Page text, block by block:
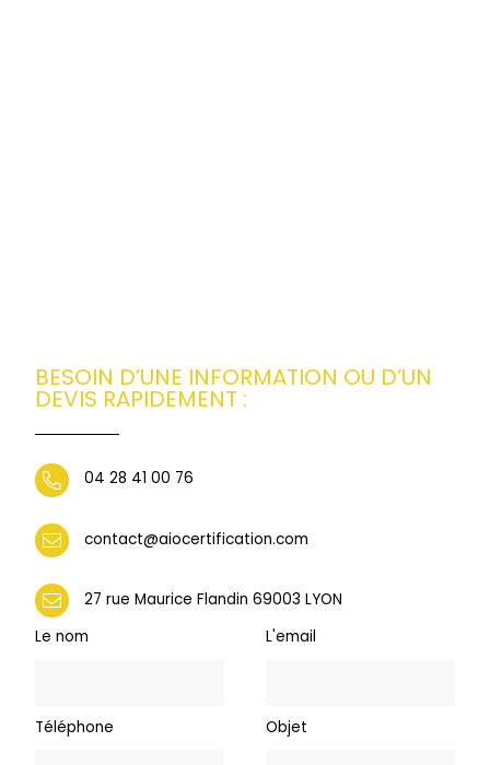
BESOIN D’UNE INFORMATION OU D’UN
DEVIS RAPIDEMENT :
04 28 41 00 76
contact@aiocertification.com
27 rue Maurice Flandin 69003 LYON
Le nom L'email
Téléphone Objet